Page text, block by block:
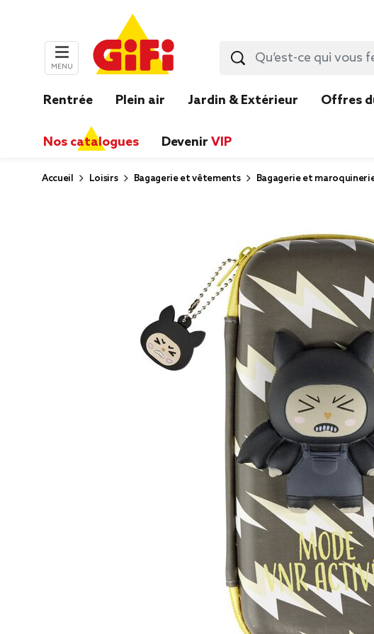
MENU
Rentrée Plein air Jardin & Extérieur Offres
Nos catalogues Devenir VIP
Accueil Loisirs Bagagerie et vêtements Bagagerie et